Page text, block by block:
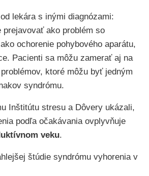
lekára s inými diagnózami:
prejavovať ako problém so
ochorenie pohybového aparátu,
Pacienti sa môžu zamerať aj na
ktoré môžu byť jedným
syndrómu.
Inštitútu stresu a Dôvery ukázali,
podľa očakávania ovplyvňuje
veku.
štúdie syndrómu vyhorenia v